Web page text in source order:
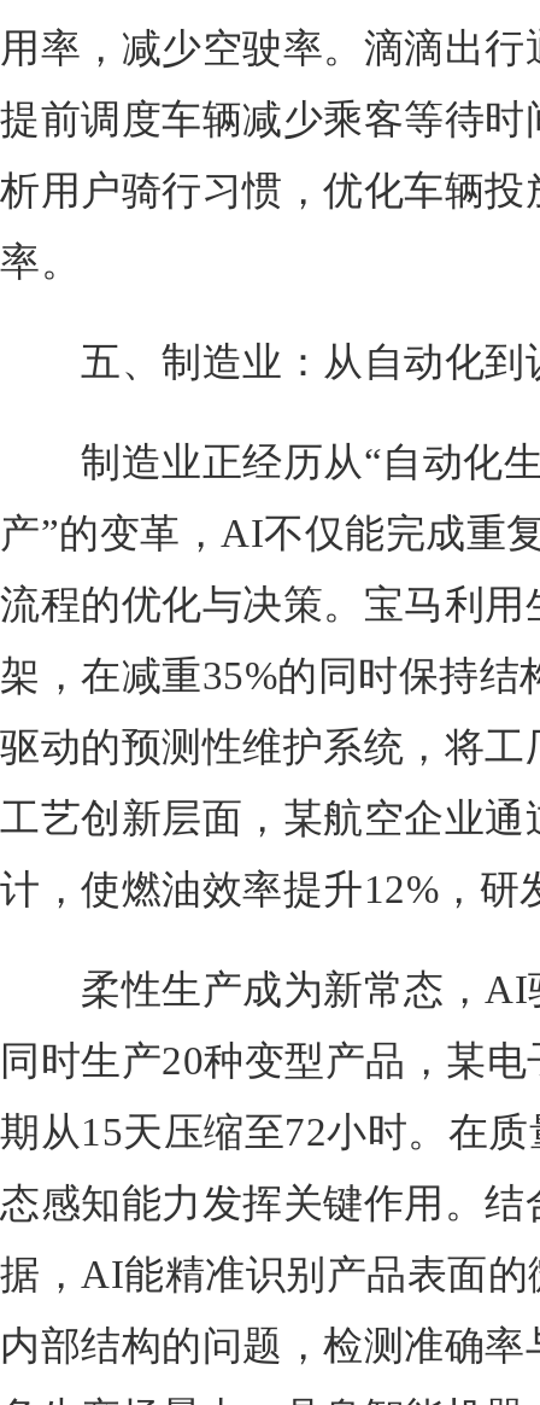
用率，减少空驶率。滴滴出
提前调度车辆减少乘客等待
析用户骑行习惯，优化车辆
率。
五、制造业：从自动化到
制造业正经历从“自动化生
产”的变革，AI不仅能完成重
流程的优化与决策。宝马利
架，在减重35%的同时保持
驱动的预测性维护系统，将
工艺创新层面，某航空企业
计，使燃油效率提升12%，研
柔性生产成为新常态，AI
同时生产20种变型产品，某
期从15天压缩至72小时。在
态感知能力发挥关键作用。
据，AI能精准识别产品表面
内部结构的问题，检测准确